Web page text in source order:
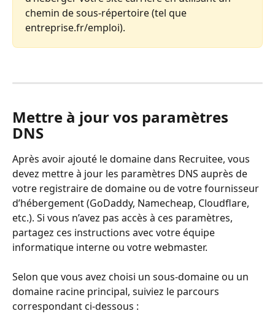
chemin de sous-répertoire (tel que
entreprise.fr/emploi).
Mettre à jour vos paramètres
DNS
Après avoir ajouté le domaine dans Recruitee, vous
devez mettre à jour les paramètres DNS auprès de
votre registraire de domaine ou de votre fournisseur
d’hébergement (GoDaddy, Namecheap, Cloudflare,
etc.). Si vous n’avez pas accès à ces paramètres,
partagez ces instructions avec votre équipe
informatique interne ou votre webmaster.
Selon que vous avez choisi un sous-domaine ou un
domaine racine principal, suiviez le parcours
correspondant ci-dessous :